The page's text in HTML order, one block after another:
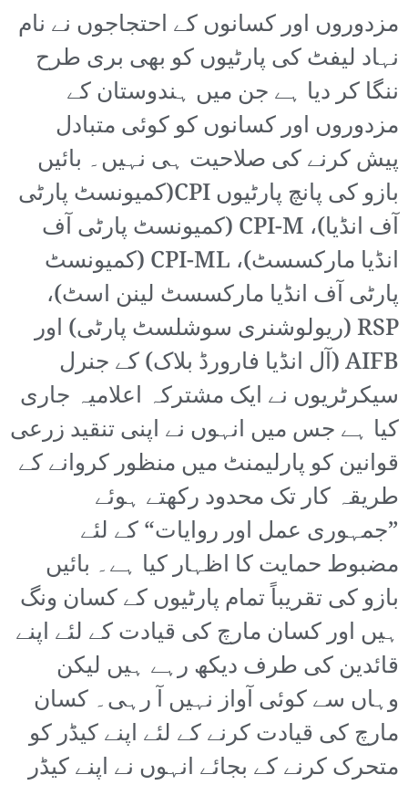
مزدوروں اور کسانوں کے احتجاجوں نے نام
نہاد لیفٹ کی پارٹیوں کو بھی بری طرح
ننگا کر دیا ہے جن میں ہندوستان کے
مزدوروں اور کسانوں کو کوئی متبادل
پیش کرنے کی صلاحیت ہی نہیں۔ بائیں
بازو کی پانچ پارٹیوں CPI(کمیونسٹ پارٹی
آف انڈیا)، CPI-M (کمیونسٹ پارٹی آف
انڈیا مارکسسٹ)، CPI-ML (کمیونسٹ
پارٹی آف انڈیا مارکسسٹ لینن اسٹ)،
RSP (ریولوشنری سوشلسٹ پارٹی) اور
AIFB (آل انڈیا فارورڈ بلاک) کے جنرل
سیکرٹریوں نے ایک مشترکہ اعلامیہ جاری
کیا ہے جس میں انہوں نے اپنی تنقید زرعی
قوانین کو پارلیمنٹ میں منظور کروانے کے
طریقہ کار تک محدود رکھتے ہوئے
”جمہوری عمل اور روایات“ کے لئے
مضبوط حمایت کا اظہار کیا ہے۔ بائیں
بازو کی تقریباً تمام پارٹیوں کے کسان ونگ
ہیں اور کسان مارچ کی قیادت کے لئے اپنے
قائدین کی طرف دیکھ رہے ہیں لیکن
وہاں سے کوئی آواز نہیں آ رہی۔ کسان
مارچ کی قیادت کرنے کے لئے اپنے کیڈر کو
متحرک کرنے کے بجائے انہوں نے اپنے کیڈر